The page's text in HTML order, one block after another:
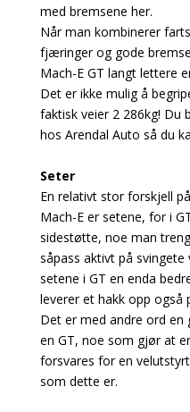
med bremsene her.
Når man kombinerer
fjæringer og gode
Mach-E GT langt lettere
Det er ikke mulig å
faktisk veier 2 286kg! Du
hos Arendal Auto så du
Seter
En relativt stor forskjell
Mach-E er setene, for i
sidestøtte, noe man
såpass aktivt på
setene i GT en enda
leverer et hakk opp også
Det er med andre ord en
en GT, noe som gjør at
forsvares for en
som dette er.